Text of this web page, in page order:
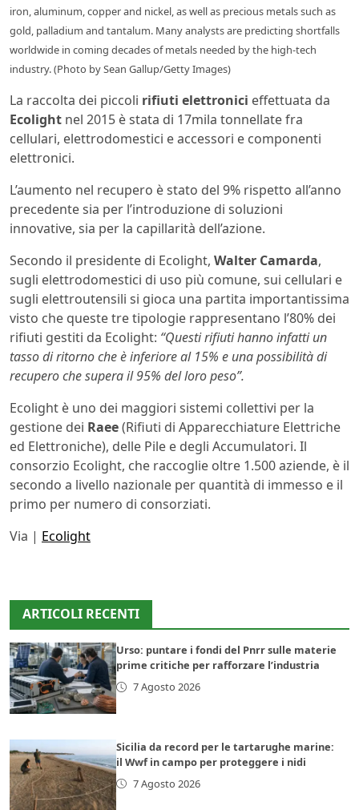
iron, aluminum, copper and nickel, as well as precious metals such as
gold, palladium and tantalum. Many analysts are predicting shortfalls
worldwide in coming decades of metals needed by the high-tech
industry. (Photo by Sean Gallup/Getty Images)
La raccolta dei piccoli rifiuti elettronici effettuata da
Ecolight nel 2015 è stata di 17mila tonnellate fra
cellulari, elettrodomestici e accessori e componenti
elettronici.
L’aumento nel recupero è stato del 9% rispetto all’anno
precedente sia per l’introduzione di soluzioni
innovative, sia per la capillarità dell’azione.
Secondo il presidente di Ecolight, Walter Camarda,
sugli elettrodomestici di uso più comune, sui cellulari e
sugli elettroutensili si gioca una partita importantissima
visto che queste tre tipologie rappresentano l’80% dei
rifiuti gestiti da Ecolight: “Questi rifiuti hanno infatti un
tasso di ritorno che è inferiore al 15% e una possibilità di
recupero che supera il 95% del loro peso”.
Ecolight è uno dei maggiori sistemi collettivi per la
gestione dei Raee(Rifiuti di Apparecchiature Elettriche
ed Elettroniche), delle Pile e degli Accumulatori. Il
consorzio Ecolight, che raccoglie oltre 1.500 aziende, è il
secondo a livello nazionale per quantità di immesso e il
primo per numero di consorziati.
Via | Ecolight
ARTICOLI RECENTI
Urso: puntare i fondi del Pnrr sulle materie
prime critiche per rafforzare l’industria
7 Agosto 2026
Sicilia da record per le tartarughe marine:
il Wwf in campo per proteggere i nidi
7 Agosto 2026